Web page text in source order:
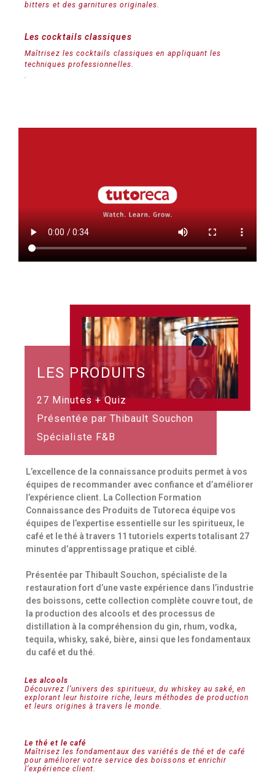
bitters et des garnitures originales.
Les cocktails classiques
Maîtrisez les cocktails classiques en appliquant les
techniques professionnelles.
.
LES PRODUITS
27 Minutes + Quiz
Présentée par Thibault Souchon
Spécialiste F&B
L’excellence de la connaissance produits permet à vos
équipes de recommander avec confiance et d’améliorer
l’expérience client. La Collection Formation
Connaissance des Produits de Tutoreca équipe vos
équipes de l’expertise essentielle sur les spiritueux, le
café et le thé à travers 11 tutoriels experts totalisant 27
minutes d’apprentissage pratique et ciblé.
Présentée par Thibault Souchon, spécialiste de la
restauration fort d’une vaste expérience dans l’industrie
des boissons, cette collection complète couvre tout, de
la production des alcools et des processus de
distillation à la compréhension du gin, rhum, vodka,
tequila, whisky, saké, bière, ainsi que les fondamentaux
du café et du thé.
Les alcools
Découvrez l’univers des spiritueux, du whiskey au saké, en
explorant leur histoire riche, leurs méthodes de production
et leurs origines à travers le monde.
Le thé et le café
Maîtrisez les fondamentaux des variétés de thé et de café
pour améliorer votre service des boissons et enrichir
l’expérience client.